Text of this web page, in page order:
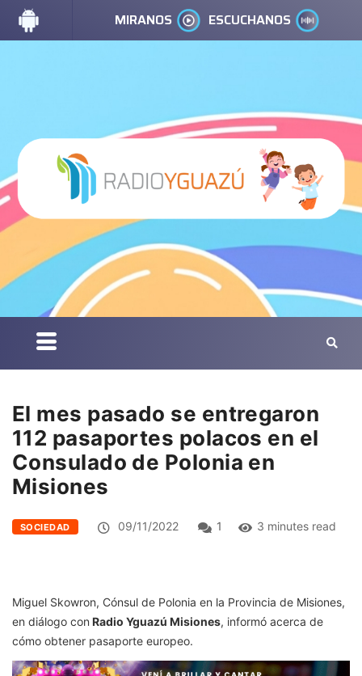
MIRANOS ESCUCHANOS
El mes pasado se entregaron
112 pasaportes polacos en el
Consulado de Polonia en
Misiones
SOCIEDAD 09/11/2022 1 3 minutes read
Miguel Skowron, Cónsul de Polonia en la Provincia de Misiones,
en diálogo con Radio Yguazú Misiones, informó acerca de
cómo obtener pasaporte europeo.